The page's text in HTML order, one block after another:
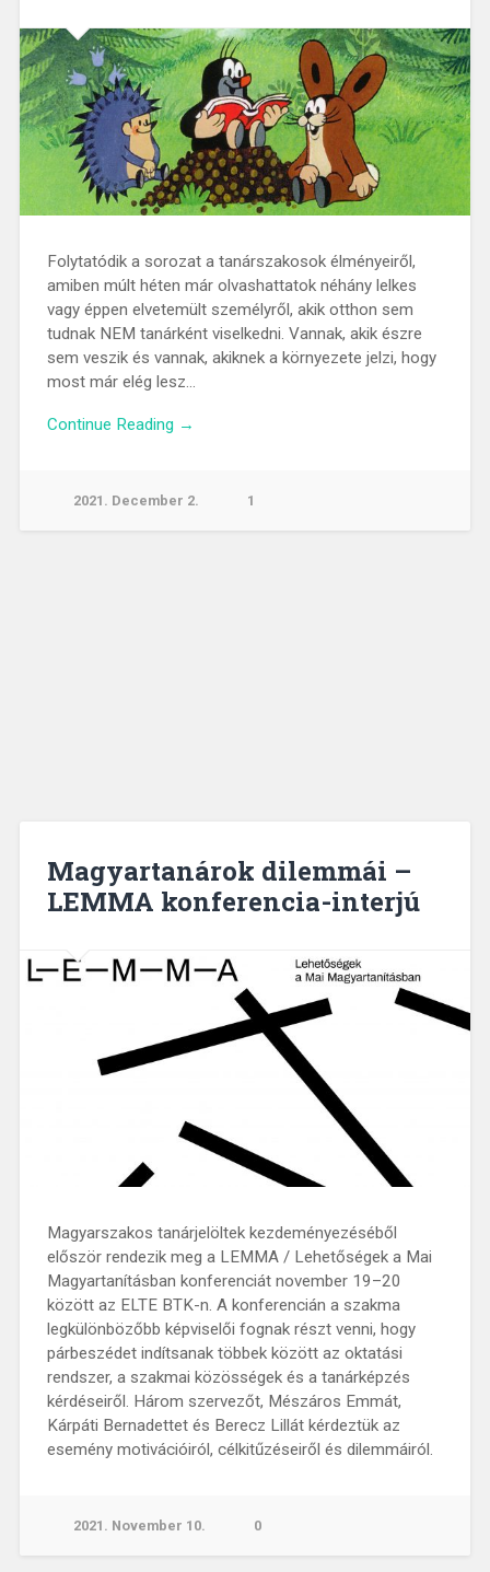
Folytatódik a sorozat a tanárszakosok élményeiről,
amiben múlt héten már olvashattatok néhány lelkes
vagy éppen elvetemült személyről, akik otthon sem
tudnak NEM tanárként viselkedni. Vannak, akik észre
sem veszik és vannak, akiknek a környezete jelzi, hogy
most már elég lesz…
Continue Reading →
2021. December 2. 1
Magyartanárok dilemmái –
LEMMA konferencia-interjú
Magyarszakos tanárjelöltek kezdeményezéséből
először rendezik meg a LEMMA / Lehetőségek a Mai
Magyartanításban konferenciát november 19–20
között az ELTE BTK-n. A konferencián a szakma
legkülönbözőbb képviselői fognak részt venni, hogy
párbeszédet indítsanak többek között az oktatási
rendszer, a szakmai közösségek és a tanárképzés
kérdéseiről. Három szervezőt, Mészáros Emmát,
Kárpáti Bernadettet és Berecz Lillát kérdeztük az
esemény motivációiról, célkitűzéseiről és dilemmáiról.
2021. November 10. 0